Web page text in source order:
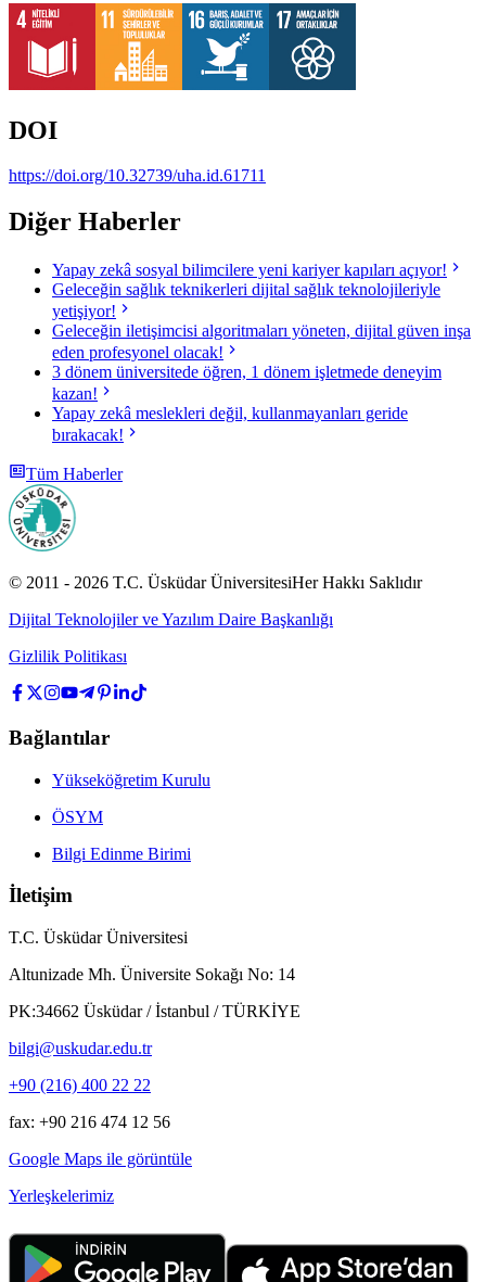
DOI
https://doi.org/10.32739/uha.id.61711
Diğer Haberler
Yapay zekâ sosyal bilimcilere yeni kariyer kapıları açıyor!
Geleceğin sağlık teknikerleri dijital sağlık teknolojileriyle
yetişiyor!
Geleceğin iletişimcisi algoritmaları yöneten, dijital güven inşa
eden profesyonel olacak!
3 dönem üniversitede öğren, 1 dönem işletmede deneyim
kazan!
Yapay zekâ meslekleri değil, kullanmayanları geride
bırakacak!
Tüm Haberler
© 2011 - 2026 T.C. Üsküdar ÜniversitesiHer Hakkı Saklıdır
Dijital Teknolojiler ve Yazılım Daire Başkanlığı
Gizlilik Politikası
Bağlantılar
Yükseköğretim Kurulu
ÖSYM
Bilgi Edinme Birimi
İletişim
T.C. Üsküdar Üniversitesi
Altunizade Mh. Üniversite Sokağı No: 14
PK:34662 Üsküdar / İstanbul / TÜRKİYE
bilgi@uskudar.edu.tr
+90 (216) 400 22 22
fax: +90 216 474 12 56
Google Maps ile görüntüle
Yerleşkelerimiz